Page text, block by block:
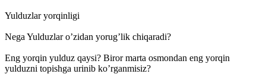
Yulduzlar yorqinligi
Nega Yulduzlar o’zidan yorug’lik chiqaradi?
Eng yorqin yulduz qaysi? Biror marta osmondan eng yorqin
yulduzni topishga urinib ko’rganmisiz?